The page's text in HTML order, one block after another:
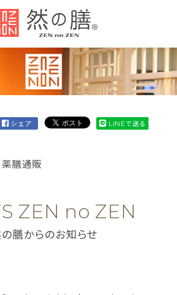
シェア LINEで送る
薬膳通販
ZEN no ZEN
膳からのお知らせ